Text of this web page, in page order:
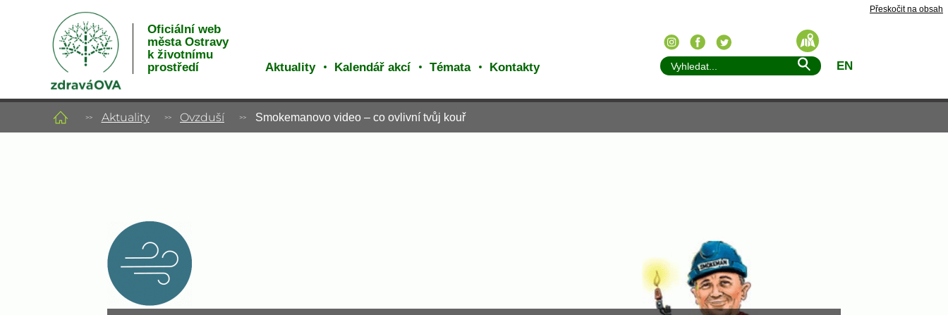
Přeskočit na obsah
Oficiální web
města Ostravy
k životnímu
prostředí
Aktuality Kalendář akcí Témata Kontakty EN
Aktuality Ovzduší Smokemanovo video – co ovlivní tvůj kouř